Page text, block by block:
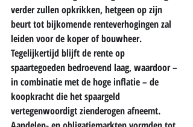
verder zullen opkrikken, hetgeen op zijn
beurt tot bijkomende renteverhogingen zal
leiden voor de koper of bouwheer.
Tegelijkertijd blijft de rente op
spaartegoeden bedroevend laag, waardoor –
in combinatie met de hoge inflatie – de
koopkracht die het spaargeld
vertegenwoordigt zienderogen afneemt.